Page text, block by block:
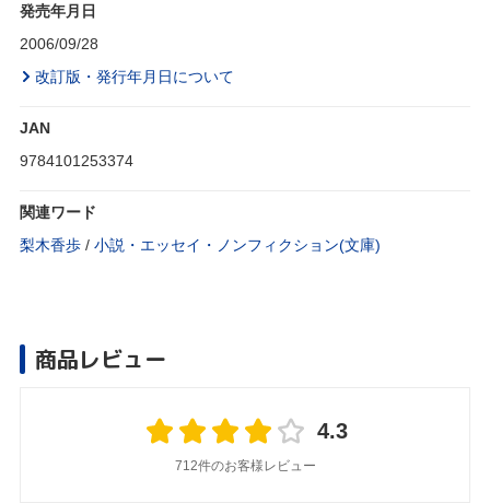
発売年月日
2006/09/28
改訂版・発行年月日について
JAN
9784101253374
関連ワード
梨木香歩 / 小説・エッセイ・ノンフィクション(文庫)
商品レビュー
4.3
712件のお客様レビュー